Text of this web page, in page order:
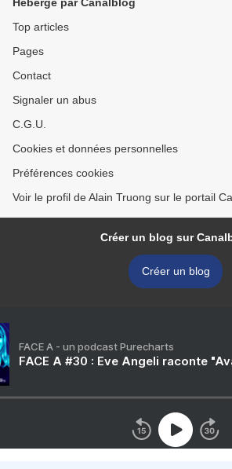
Top articles
Pages
Contact
Signaler un abus
C.G.U.
Cookies et données personnelles
Préférences cookies
Voir le profil de Alain Truong sur le portail
Créer un blog sur
Créer un blog
FACE A - un podcast Purecharts
FACE A #30 : Eve Angeli raconte